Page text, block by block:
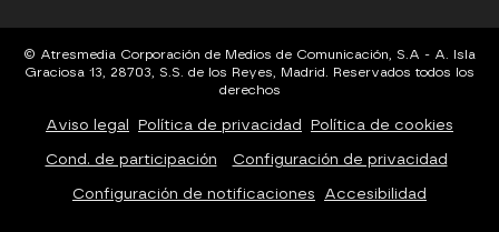
© Atresmedia Corporación de Medios de Comunicación, S.A - A. Isla
Graciosa 13, 28703, S.S. de los Reyes, Madrid. Reservados todos los
derechos
Aviso legal Política de privacidad Política de cookies
Cond. de participación Configuración de privacidad
Configuración de notificaciones Accesibilidad